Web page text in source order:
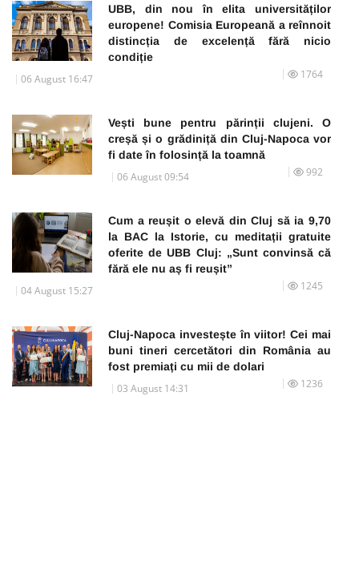
UBB, din nou în elita universităților
europene! Comisia Europeană a reînnoit
distincția de excelență fără nicio
condiție
06 August 16:47 1764
Vești bune pentru părinții clujeni. O
creșă și o grădiniță din Cluj-Napoca vor
fi date în folosință la toamnă
06 August 09:54 992
Cum a reușit o elevă din Cluj să ia 9,70
la BAC la Istorie, cu meditații gratuite
oferite de UBB Cluj: „Sunt convinsă că
fără ele nu aș fi reușit”
04 August 15:27 1245
Cluj-Napoca investește în viitor! Cei mai
buni tineri cercetători din România au
fost premiați cu mii de dolari
03 August 14:31 1236